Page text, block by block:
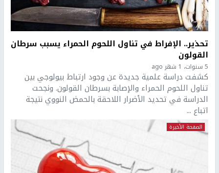
تحذير.. الإفراط في تناول اللحوم الحمراء يسبب سرطان
القولون
5 سنوات، 1 شهر ago
كشفت دراسة علمية جديدة عن وجود ارتباط بيولوجي بين
تناول اللحوم الحمراء والإصابة بسرطان القولون. ونجحت
الدراسة في تحديد الأضرار اللاحقة بالحمض النووي نتيجة
اتباع ...
الصفحة الأخيرة